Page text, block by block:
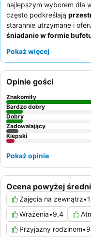
najlepszym wyborem dla
często podkreślają
starannie utrzymane i
śniadanie w formie
pobliżu transportu
podróżujących służbowo
zakupów. Uprzejmy i
bezproblemowy pobyt, od
Aby podnieść komfort
pokoju z dostępem do
ekskluzywne
Chociaż hotel zachowuje
jeśli preferowane jest
materace mogą być
Pokaż więcej
Ocena powyżej
Zajęcia na zewnątrz•
Wrażenia•9,4
Przyjazny rodzinom•
Opinie gości
Znakomity
Bardzo dobry
Dobry
Zadowalający
Kiepski
Pokaż opinie